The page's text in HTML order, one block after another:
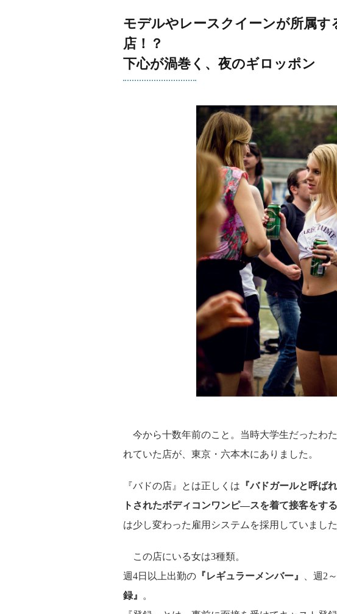
モデルやレースクイーンが所属
店！？
下心が渦巻く、夜のギロッポン
今から十数年前のこと。当時大学生だったわ
れていた店が、東京・六本木にありました。
『バドの店』とは正しくは 『バドガールと呼ば
トされたボディコンワンピ―スを着て接客をする
は少し変わった雇用システムを採用していました
この店にいる女は3種類。
週4日以上出勤の 『レギュラーメンバー』 、週2
録』
。